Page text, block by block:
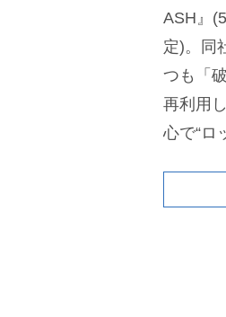
ASH』
定)。同
つも「
再利用
心で“ロ